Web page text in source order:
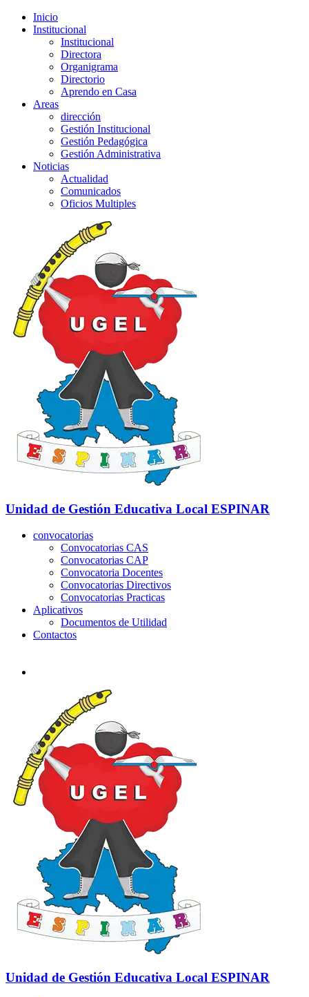
Inicio
Institucional
Institucional
Directora
Organigrama
Directorio
Aprendo en Casa
Areas
dirección
Gestión Institucional
Gestión Pedagógica
Gestión Administrativa
Noticias
Actualidad
Comunicados
Oficios Multiples
Unidad de Gestión Educativa Local ESPINAR
convocatorias
Convocatorias CAS
Convocatorias CAP
Convocatoria Docentes
Convocatorias Directivos
Convocatorias Practicas
Aplicativos
Documentos de Utilidad
Contactos
Unidad de Gestión Educativa Local ESPINAR